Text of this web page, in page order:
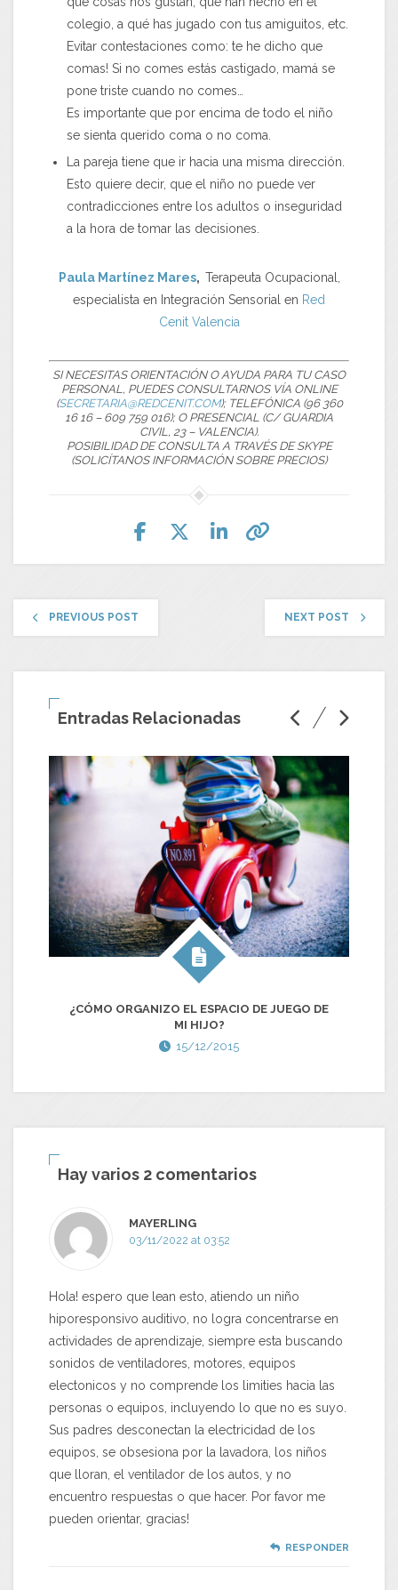
colegio, a qué has jugado con tus amiguitos, etc.
Evitar contestaciones como: te he dicho que
comas! Si no comes estás castigado, mamá se
pone triste cuando no comes…
Es importante que por encima de todo el niño
se sienta querido coma o no coma.
La pareja tiene que ir hacia una misma dirección.
Esto quiere decir, que el niño no puede ver
contradicciones entre los adultos o inseguridad
a la hora de tomar las decisiones.
Paula Martínez Mares, Terapeuta Ocupacional,
especialista en Integración Sensorial en Red
Cenit Valencia
SI NECESITAS ORIENTACIÓN O AYUDA PARA TU CASO
PERSONAL, PUEDES CONSULTARNOS VÍA ONLINE
(SECRETARIA@REDCENIT.COM); TELEFÓNICA (96 360
16 16 – 609 759 016); O PRESENCIAL (C/ GUARDIA
CIVIL, 23 – VALENCIA).
POSIBILIDAD DE CONSULTA A TRAVÉS DE SKYPE
(SOLICÍTANOS INFORMACIÓN SOBRE PRECIOS)
PREVIOUS POST NEXT POST
Entradas Relacionadas
¿CÓMO ORGANIZO EL ESPACIO DE JUEGO DE
MI HIJO?
15/12/2015
Hay varios 2 comentarios
MAYERLING
03/11/2022 at 03:52
Hola! espero que lean esto, atiendo un niño
hiporesponsivo auditivo, no logra concentrarse en
actividades de aprendizaje, siempre esta buscando
sonidos de ventiladores, motores, equipos
electonicos y no comprende los limities hacia las
personas o equipos, incluyendo lo que no es suyo.
Sus padres desconectan la electricidad de los
equipos, se obsesiona por la lavadora, los niños
que lloran, el ventilador de los autos, y no
encuentro respuestas o que hacer. Por favor me
pueden orientar, gracias!
RESPONDER